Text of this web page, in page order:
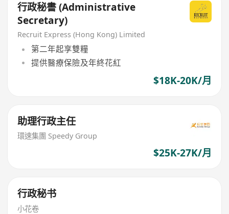
行政秘書 (Administrative
Secretary)
Recruit Express (Hong Kong) Limited
第二年起享雙糧
提供醫療保險及年終花紅
$18K-20K/月
助理行政主任
環速集團 Speedy Group
$25K-27K/月
行政秘书
小花卷